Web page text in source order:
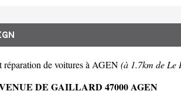
réparation de voitures à AGEN(à 1.7km de Le
DE GAILLARD 47000 AGEN